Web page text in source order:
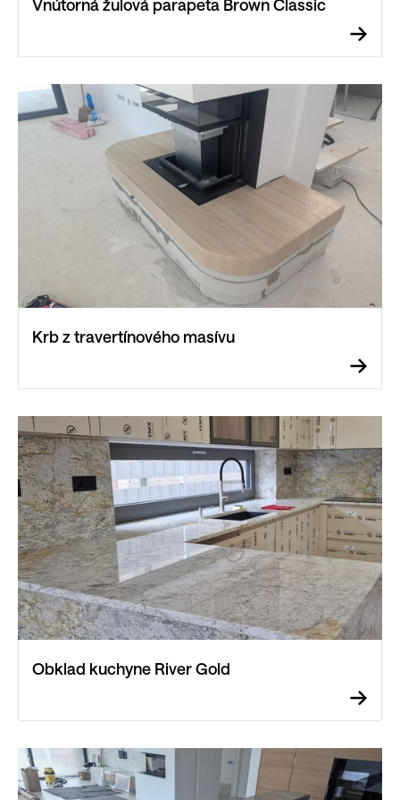
Vnútorná žulová parapeta Brown Classic
Krb z travertínového masívu
Obklad kuchyne River Gold